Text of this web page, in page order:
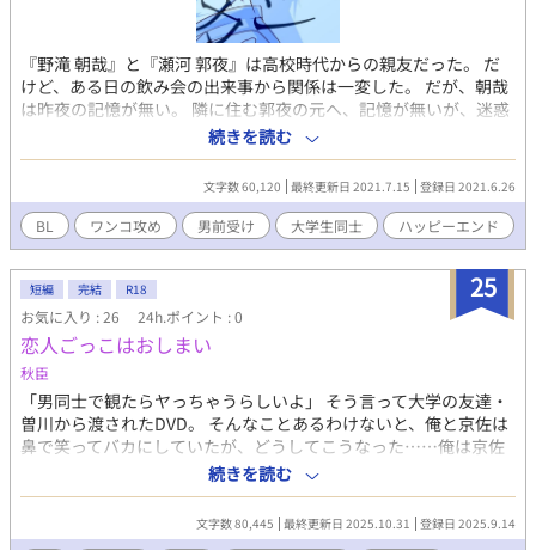
『野滝 朝哉』と『瀬河 郭夜』は高校時代からの親友だった。 だ
けど、ある日の飲み会の出来事から関係は一変した。 だが、朝哉
は昨夜の記憶が無い。 隣に住む郭夜の元へ、記憶が無いが、迷惑
をかけている気がして謝りに行く事にした。 そして、何かをしで
かしたのかを聞き―― （R指定の話には話数の後に※印）
続きを読む
文字数 60,120 最終更新日 2021.7.15 登録日 2021.6.26
BL ワンコ攻め 男前受け 大学生同士 ハッピーエンド
25
短編 完結 R18
お気に入り : 26 24h.ポイント : 0
恋人ごっこはおしまい
秋臣
「男同士で観たらヤっちゃうらしいよ」 そう言って大学の友達・
曽川から渡されたDVD。 そんなことあるわけないと、俺と京佐は
鼻で笑ってバカにしていたが、どうしてこうなった……俺は京佐
を抱いていた。 それどころか嵌って抜け出せなくなった俺はどん
どん拗らせいく。 ある日、そんな俺に京佐は予想外の提案をして
きた。 友達か、それ以上か、もしくは破綻か。二人が出した答え
は…… 悩み多き大学生同士の拗らせBL。
続きを読む
文字数 80,445 最終更新日 2025.10.31 登録日 2025.9.14